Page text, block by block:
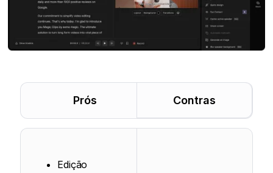
Prós Contras
Edição